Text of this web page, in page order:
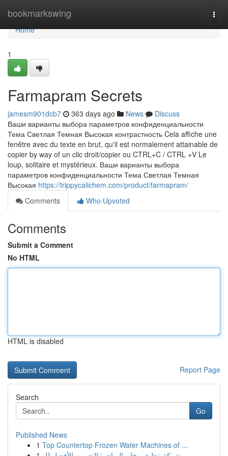
bookmarkswing
Home
Home
1
Farmapram Secrets
jamesm901dcb7 363 days ago News
Discuss
Ваши варианты выбора параметров конфиденциальности
Тема Светлая Темная Высокая контрастность Cela affiche une
fenêtre avec du texte en brut, qu'il est normalement attainable de
copier by way of un clic droit/copier ou CTRL+C / CTRL +V Le
loup, solitaire et mystérieux. Ваши варианты выбора
параметров конфиденциальности Тема Светлая Темная
Высокая https://trippycalichem.com/product/farmapram/
Comments
Who Upvoted
Comments
Submit a Comment
No HTML
HTML is disabled
Report Page
Search
Go
Published News
1 Top Countertop Frozen Water Machines of ...